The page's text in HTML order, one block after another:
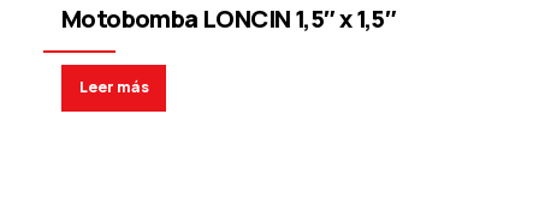
Motobomba LONCIN 1,5″ x 1,5″
Leer más